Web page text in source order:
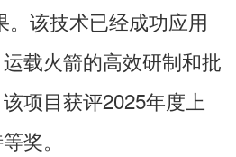
。该技术已经成功应用
载火箭的高效研制和批
项目获评2025年度上
奖。